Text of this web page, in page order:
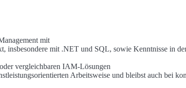
mit
mit .NET und SQL, sowie Kenntnisse in
vergleichbaren IAM-Lösungen
Arbeitsweise und bleibst auch bei